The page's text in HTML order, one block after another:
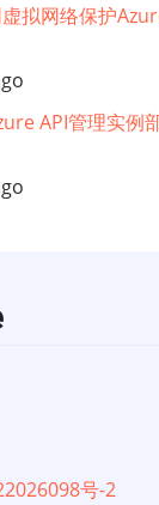
虚拟网络保护
API管理实例
号-2